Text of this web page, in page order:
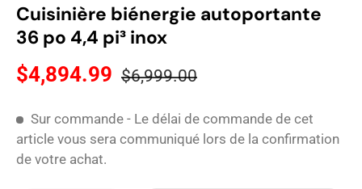
Cuisinière biénergie autoportante
36 po 4,4 pi³ inox
$4,894.99 $6,999.00
Sur commande - Le délai de commande de cet
article vous sera communiqué lors de la confirmation
de votre achat.